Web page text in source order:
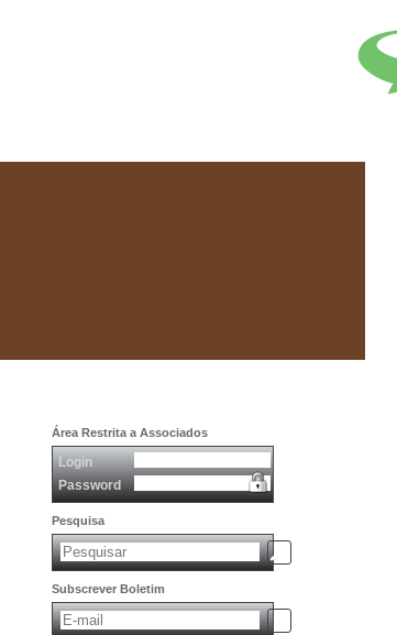
Área Restrita a Associados
Login
Password
Pesquisa
Subscrever Boletim